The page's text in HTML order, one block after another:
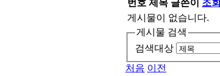
번호 제목 글쓴이 조회
게시물이 없습니다.
게시물 검색
검색대상
처음 이전